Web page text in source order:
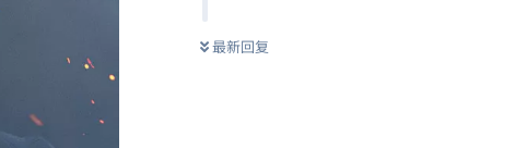
最新回复